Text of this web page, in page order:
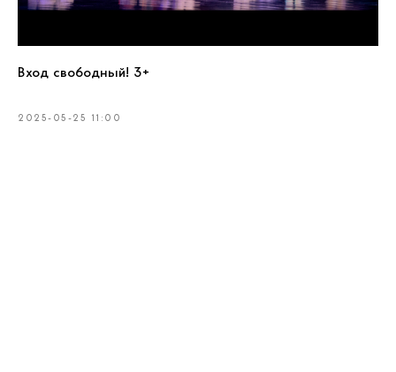
Вход свободный! 3+
2025-05-25 11:00